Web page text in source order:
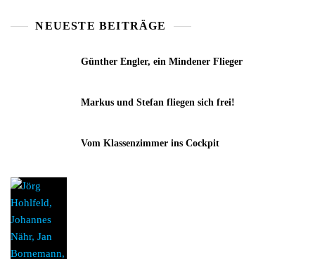
NEUESTE BEITRÄGE
Günther Engler, ein Mindener Flieger
Markus und Stefan fliegen sich frei!
Vom Klassenzimmer ins Cockpit